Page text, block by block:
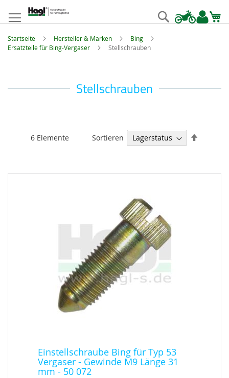
springen
Suche
Startseite Hersteller & Marken
Bing
Ersatzteile für Bing-Vergaser
Stellschrauben
Stellschrauben
6 Elemente Sortieren
Einstellschraube Bing für Typ 53
Vergaser - Gewinde M9 Länge 31
mm - 50 072